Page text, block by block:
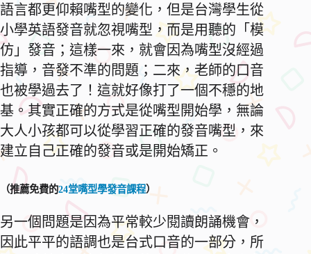
語言都更仰賴嘴型的變化，但是台灣學生從
小學英語發音就忽視嘴型，而是用聽的「模
仿」發音；這樣一來，就會因為嘴型沒經過
指導，音發不準的問題；二來，老師的口音
也被學過去了！這就好像打了一個不穩的地
基。其實正確的方式是從嘴型開始學，無論
大人小孩都可以從學習正確的發音嘴型，來
建立自己正確的發音或是開始矯正。
（推薦免費的24堂嘴型學發音課程）
另一個問題是因為平常較少閱讀朗誦機會，
因此平平的語調也是台式口音的一部分，所